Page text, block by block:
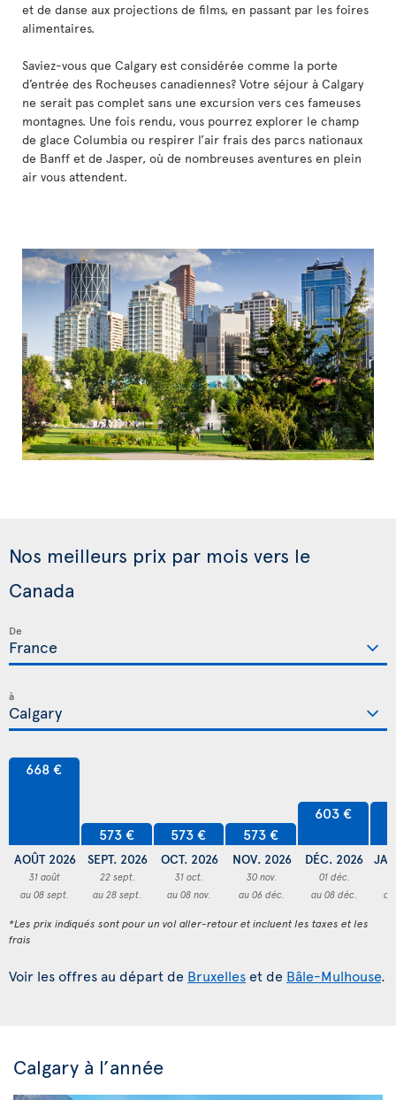
et de danse aux projections de films, en passant par les foires
alimentaires.
Saviez-vous que Calgary est considérée comme la porte
d’entrée des Rocheuses canadiennes? Votre séjour à Calgary
ne serait pas complet sans une excursion vers ces fameuses
montagnes. Une fois rendu, vous pourrez explorer le champ
de glace Columbia ou respirer l’air frais des parcs nationaux
de Banff et de Jasper, où de nombreuses aventures en plein
air vous attendent.
Nos meilleurs prix par mois vers le
Canada
De
à
668 €
AOÛT 2026
31 août
au 08 sept.
573 €
SEPT. 2026
22 sept.
au 28 sept.
573 €
OCT. 2026
31 oct.
au 08 nov.
573 €
NOV. 2026
30 nov.
au 06 déc.
603 €
DÉC. 2026
01 déc.
au 08 déc.
*Les prix indiqués sont pour un vol aller-retour et incluent les taxes et les
frais
Voir les offres au départ de Bruxelles et de Bâle-Mulhouse.
Calgary à l’année